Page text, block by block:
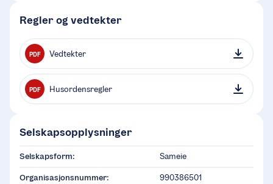
Regler og vedtekter
PDF Vedtekter
PDF Husordensregler
Selskapsopplysninger
Selskapsform: Sameie
Organisasjonsnummer: 990386501